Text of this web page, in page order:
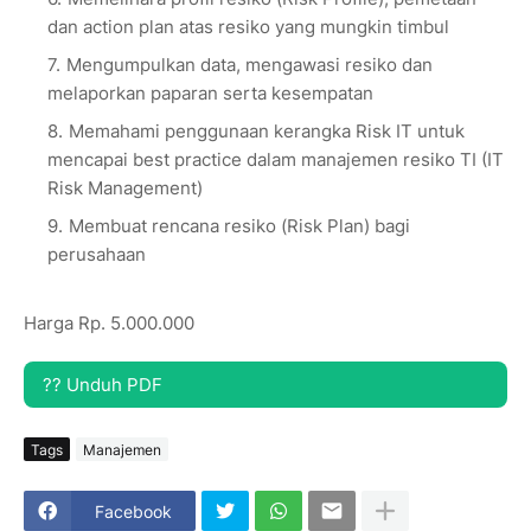
dan action plan atas resiko yang mungkin timbul
Mengumpulkan data, mengawasi resiko dan
melaporkan paparan serta kesempatan
Memahami penggunaan kerangka Risk IT untuk
mencapai best practice dalam manajemen resiko TI (IT
Risk Management)
Membuat rencana resiko (Risk Plan) bagi
perusahaan
Harga Rp. 5.000.000
?? Unduh PDF
Tags Manajemen
Facebook